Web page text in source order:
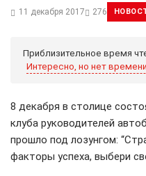
11 декабря 2017 276
Приблизительное время
Интересно, но нет
8 декабря в столице
клуба руководителей
прошло под лозунгом:
факторы успеха, выбери